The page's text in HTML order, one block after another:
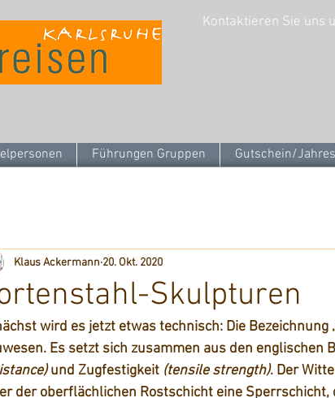
Kontaktieren Sie uns
Führungen Gruppen Gutschein/
Skulpturen
Klaus Ackermann 20. Okt. 2020
wird es jetzt etwas technisch: Die
Es setzt sich zusammen aus den englischen
und Zugfestigkeit (tensile strength). Der
der oberflächlichen Rostschicht eine